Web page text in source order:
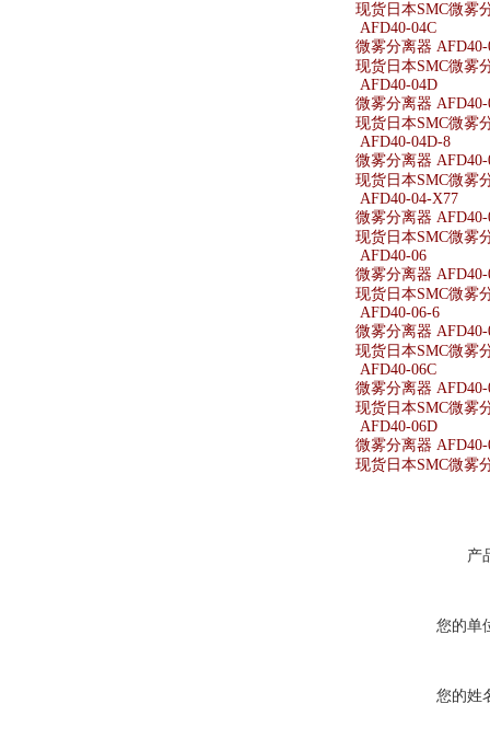
现货日本SMC微雾
AFD40-04C
微雾分离器 AFD40-
现货日本SMC微雾
AFD40-04D
微雾分离器 AFD40-
现货日本SMC微雾
AFD40-04D-8
微雾分离器 AFD40-
现货日本SMC微雾
AFD40-04-X77
微雾分离器 AFD40-
现货日本SMC微雾
AFD40-06
微雾分离器 AFD40-
现货日本SMC微雾
AFD40-06-6
微雾分离器 AFD40-
现货日本SMC微雾
AFD40-06C
微雾分离器 AFD40-
现货日本SMC微雾
AFD40-06D
微雾分离器 AFD40-
现货日本SMC微雾
产
您的单
您的姓